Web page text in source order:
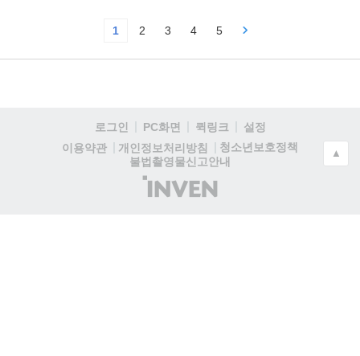
1 2 3 4 5
로그인 PC화면 퀵링크
설정
이용약관
개인정보처리방침
청소년보호정책
불법촬영물신고안내
(주)
인
▲